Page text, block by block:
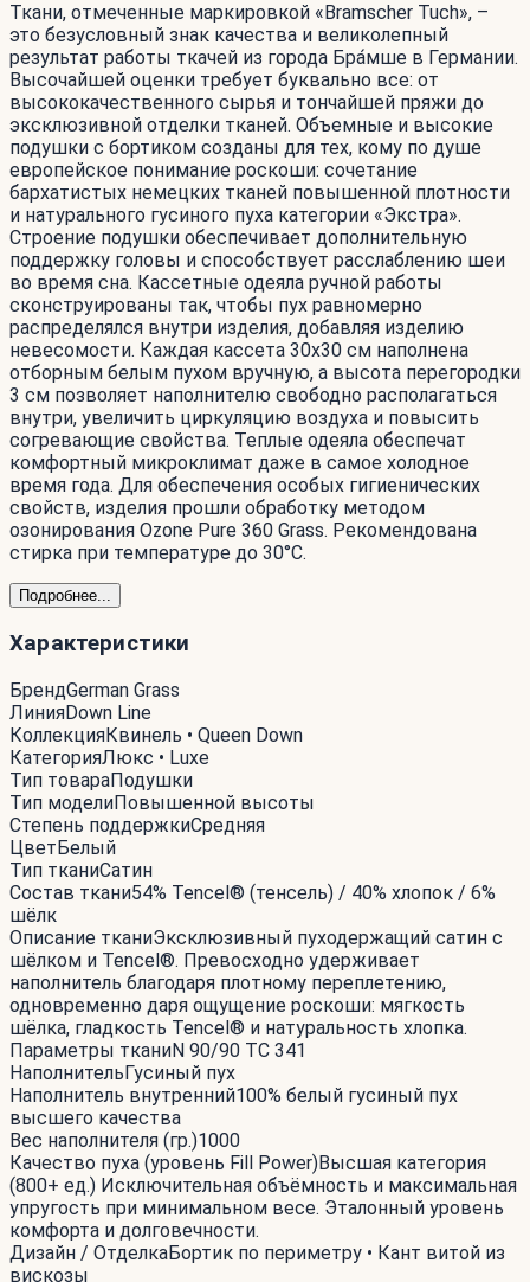
Ткани, отмеченные маркировкой «Bramscher Tuch», –
это безусловный знак качества и великолепный
результат работы ткачей из города Бра́мше в Германии.
Высочайшей оценки требует буквально все: от
высококачественного сырья и тончайшей пряжи до
эксклюзивной отделки тканей. Объемные и высокие
подушки с бортиком созданы для тех, кому по душе
европейское понимание роскоши: сочетание
бархатистых немецких тканей повышенной плотности
и натурального гусиного пуха категории «Экстра».
Строение подушки обеспечивает дополнительную
поддержку головы и способствует расслаблению шеи
во время сна. Кассетные одеяла ручной работы
сконструированы так, чтобы пух равномерно
распределялся внутри изделия, добавляя изделию
невесомости. Каждая кассета 30х30 см наполнена
отборным белым пухом вручную, а высота перегородки
3 см позволяет наполнителю свободно располагаться
внутри, увеличить циркуляцию воздуха и повысить
согревающие свойства. Теплые одеяла обеспечат
комфортный микроклимат даже в самое холодное
время года. Для обеспечения особых гигиенических
свойств, изделия прошли обработку методом
озонирования Ozone Pure 360 Grass. Рекомендована
стирка при температуре до 30°С.
Подробнее...
Характеристики
БрендGerman Grass
ЛинияDown Line
КоллекцияКвинель • Queen Down
КатегорияЛюкс • Luxe
Тип товараПодушки
Тип моделиПовышенной высоты
Степень поддержкиСредняя
ЦветБелый
Тип тканиСатин
Состав ткани54% Tencel® (тенсель) / 40% хлопок / 6%
шёлк
Описание тканиЭксклюзивный пуходержащий сатин с
шёлком и Tencel®. Превосходно удерживает
наполнитель благодаря плотному переплетению,
одновременно даря ощущение роскоши: мягкость
шёлка, гладкость Tencel® и натуральность хлопка.
Параметры тканиN 90/90 TC 341
НаполнительГусиный пух
Наполнитель внутренний100% белый гусиный пух
высшего качества
Вес наполнителя (гр.)1000
Качество пуха (уровень Fill Power)Высшая категория
(800+ ед.) Исключительная объёмность и максимальная
упругость при минимальном весе. Эталонный уровень
комфорта и долговечности.
Дизайн / ОтделкаБортик по периметру • Кант витой из
вискозы